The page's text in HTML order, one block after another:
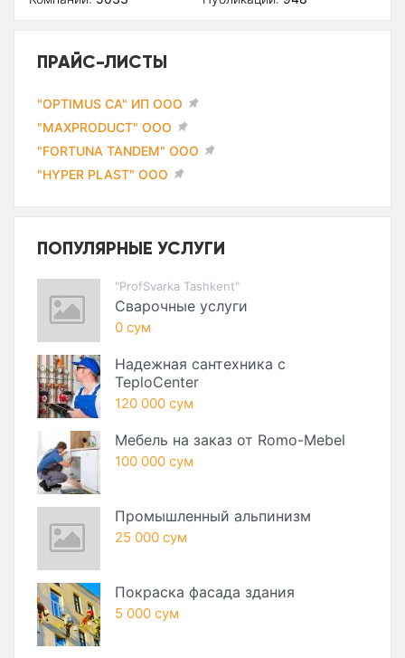
ПРАЙС-ЛИСТЫ
"OPTIMUS CA" ИП ООО
"MAXPRODUCT" ООО
"FORTUNA TANDEM" ООО
"HYPER PLAST" ООО
ПОПУЛЯРНЫЕ УСЛУГИ
"ProfSvarka Tashkent"
Сварочные услуги
0 сум
Надежная сантехника с
TeploCenter
120 000 сум
Мебель на заказ от Romo-Mebel
100 000 сум
Промышленный альпинизм
25 000 сум
Покраска фасада здания
5 000 сум